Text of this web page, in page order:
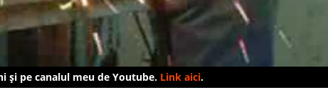
și pe canalul meu de Youtube. Link aici.